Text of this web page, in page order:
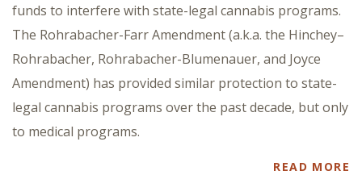
funds to interfere with state-legal cannabis programs.
The Rohrabacher-Farr Amendment (a.k.a. the Hinchey–
Rohrabacher, Rohrabacher-Blumenauer, and Joyce
Amendment) has provided similar protection to state-
legal cannabis programs over the past decade, but only
to medical programs.
READ MORE